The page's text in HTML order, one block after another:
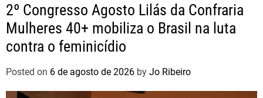
2º Congresso Agosto Lilás da Confraria
Mulheres 40+ mobiliza o Brasil na luta
contra o feminicídio
Posted on 6 de agosto de 2026 by Jo Ribeiro